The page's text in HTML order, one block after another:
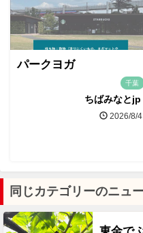
パークヨガ
千葉
ちばみなとjp
2026/8/4
同じカテゴリーのニュ